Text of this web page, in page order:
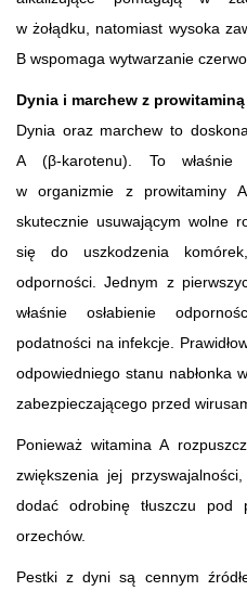
w żołądku, natomiast wysoka
B wspomaga wytwarzanie
Dynia i marchew z prowitaminą
Dynia oraz marchew to
A (β-karotenu). To
w organizmie z prowitaminy
skutecznie usuwającym wolne
się do uszkodzenia
odporności. Jednym z
właśnie osłabienie
podatności na infekcje.
odpowiedniego stanu nabłonka
zabezpieczającego przed
Ponieważ witamina A
zwiększenia jej
dodać odrobinę tłuszczu
orzechów.
Pestki z dyni są cennym